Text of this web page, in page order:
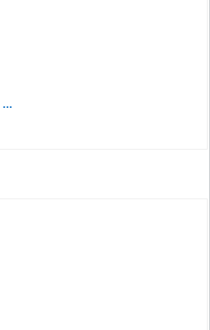
Continental TKC-80 170/60 B 17 M/C 72Q M+S TL Rear